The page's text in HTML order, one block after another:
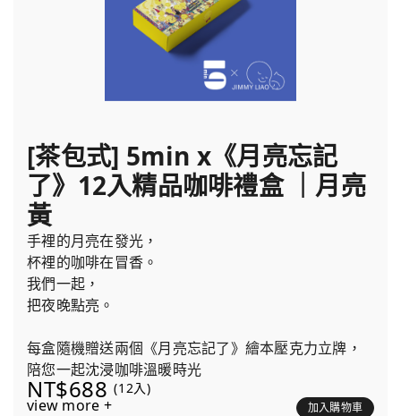
[茶包式] 5min x《月亮忘記
了》12入精品咖啡禮盒 ｜月亮
黃
手裡的月亮在發光，
杯裡的咖啡在冒香。
我們一起，
把夜晚點亮。
每盒隨機贈送兩個《月亮忘記了》繪本壓克力立牌，
陪您一起沈浸咖啡溫暖時光
NT$688 (12入)
view more + 加入購物車